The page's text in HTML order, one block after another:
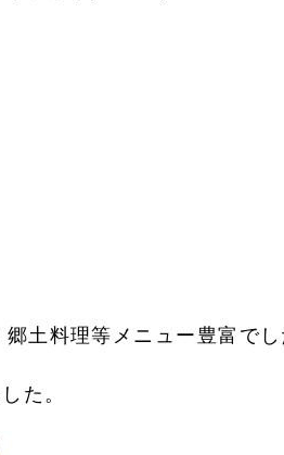
土料理等メニュー豊富でし
た。